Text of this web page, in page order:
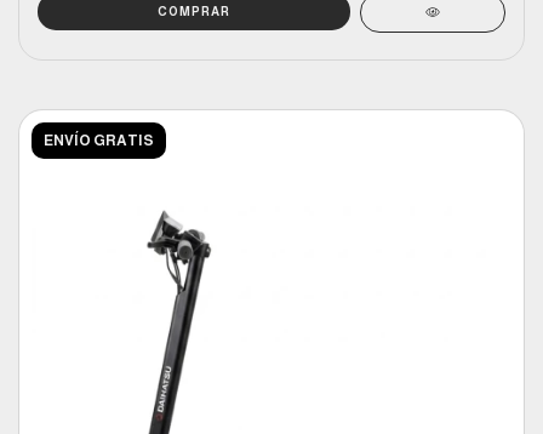
ENVÍO GRATIS